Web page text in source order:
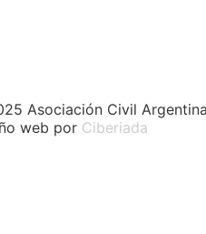
Asociación Civil
web por Ciberiada